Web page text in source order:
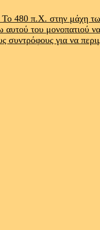
Το 480 π.Χ. στην μάχη
του μονοπατιού
συντρόφους για να